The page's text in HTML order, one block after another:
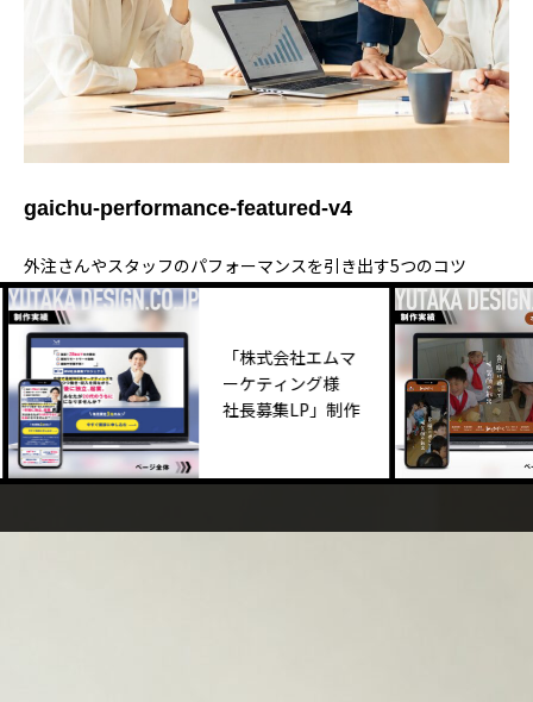
gaichu-performance-featured-v4
外注さんやスタッフのパフォーマンスを引き出す5つのコツ
「株式会社エムマ
ーケティング様
社長募集LP」制作